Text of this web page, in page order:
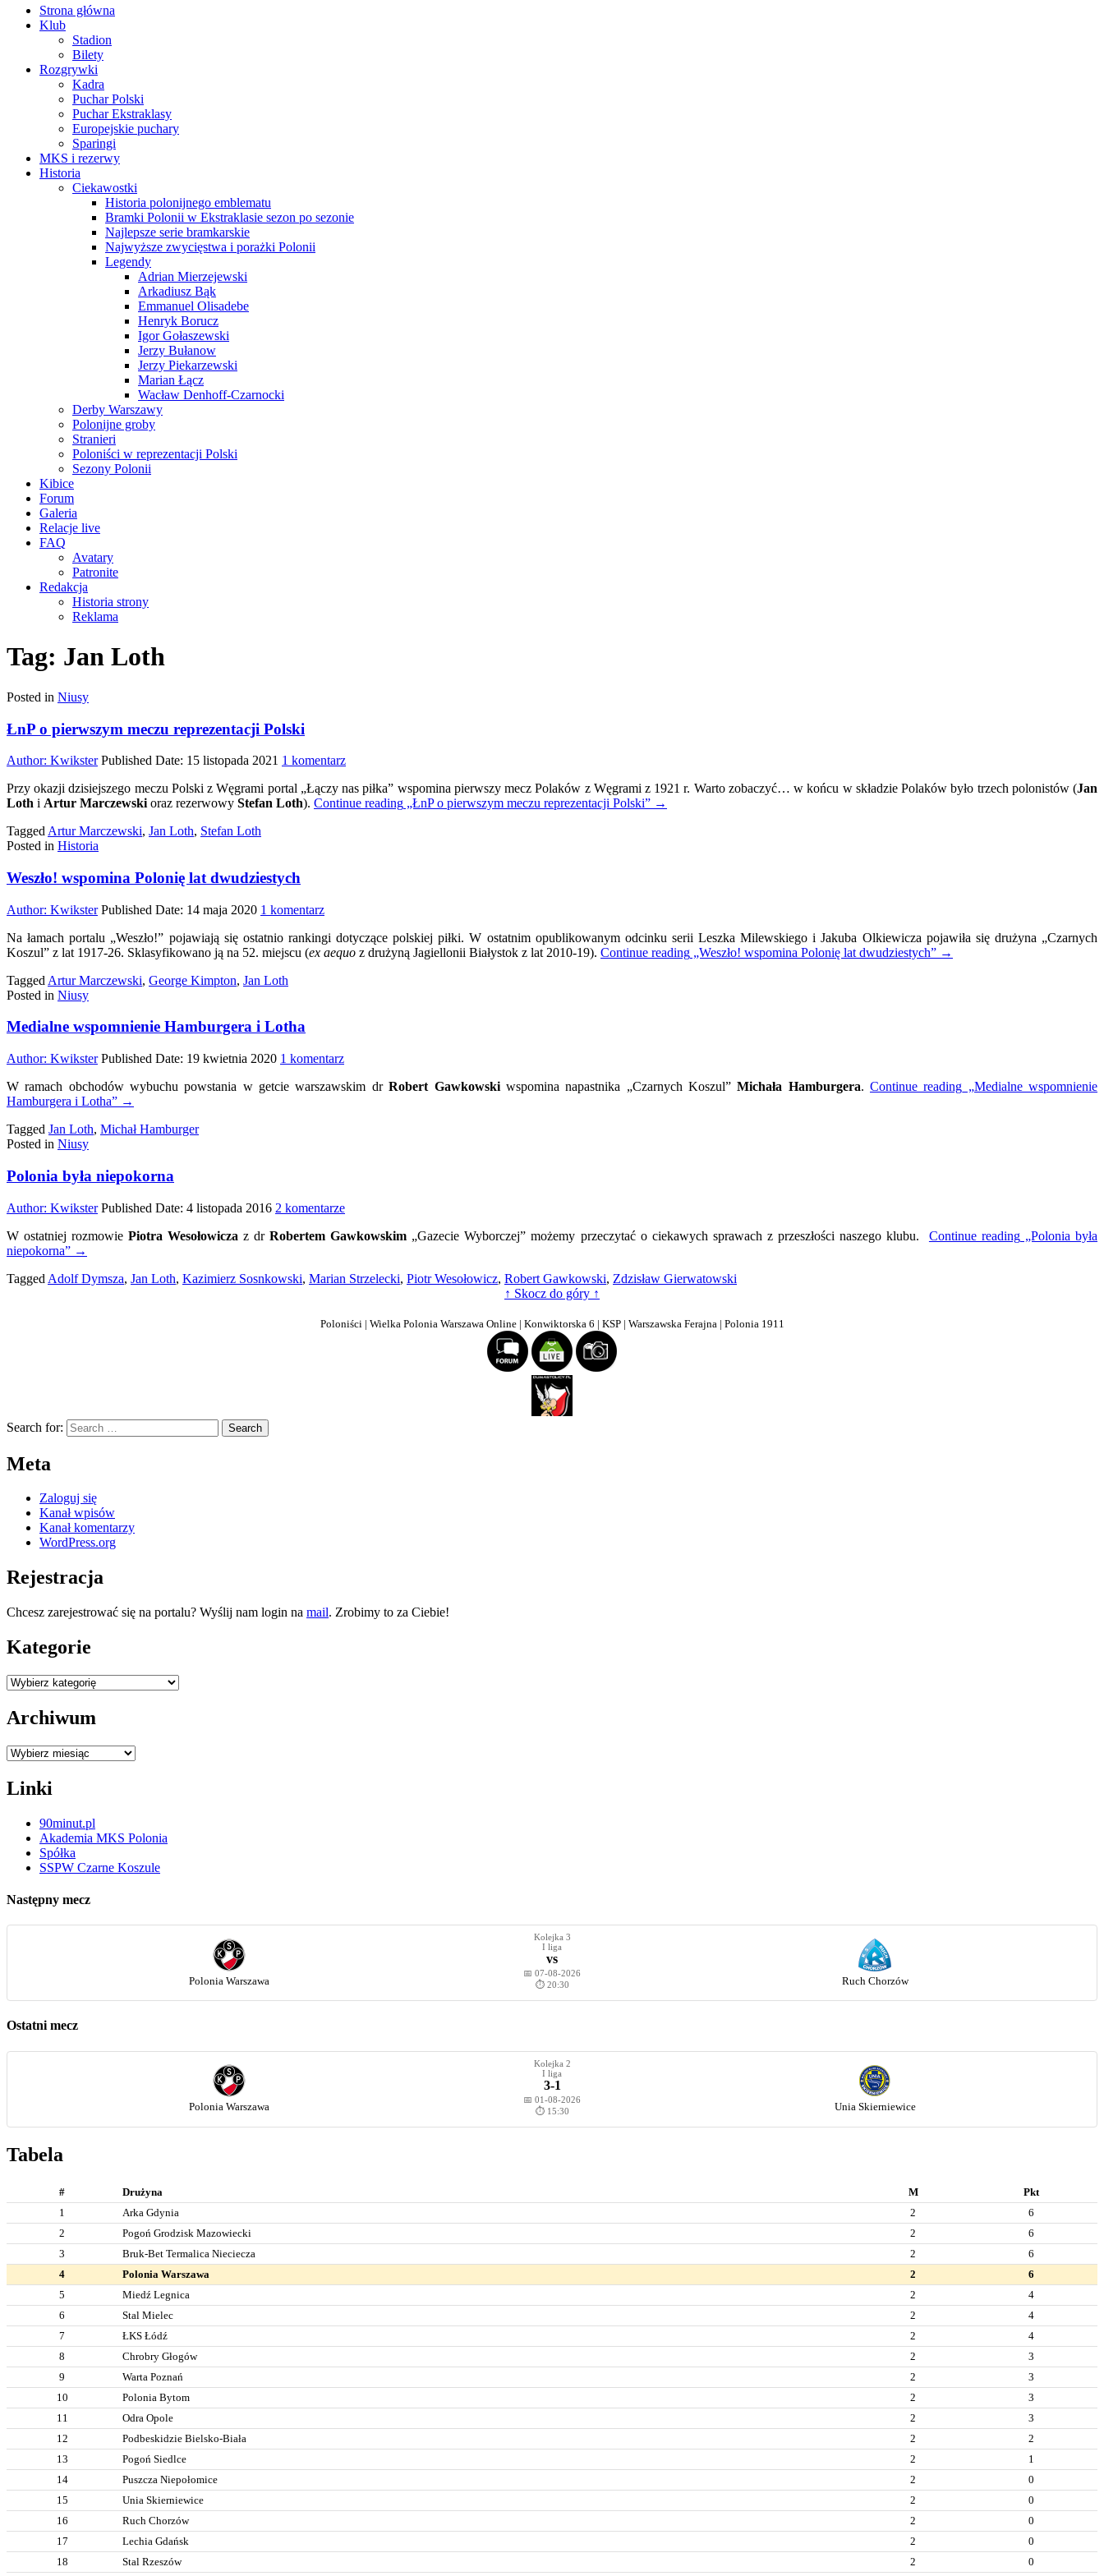
Strona główna
Klub
Stadion
Bilety
Rozgrywki
Kadra
Puchar Polski
Puchar Ekstraklasy
Europejskie puchary
Sparingi
MKS i rezerwy
Historia
Ciekawostki
Historia polonijnego emblematu
Bramki Polonii w Ekstraklasie sezon po sezonie
Najlepsze serie bramkarskie
Najwyższe zwycięstwa i porażki Polonii
Legendy
Adrian Mierzejewski
Arkadiusz Bąk
Emmanuel Olisadebe
Henryk Borucz
Igor Gołaszewski
Jerzy Bułanow
Jerzy Piekarzewski
Marian Łącz
Wacław Denhoff-Czarnocki
Derby Warszawy
Polonijne groby
Stranieri
Poloniści w reprezentacji Polski
Sezony Polonii
Kibice
Forum
Galeria
Relacje live
FAQ
Avatary
Patronite
Redakcja
Historia strony
Reklama
Tag: Jan Loth
Posted in Niusy
ŁnP o pierwszym meczu reprezentacji Polski
Author: Kwikster Published Date: 15 listopada 2021 1 komentarzdo
o
pierwszym
Przy okazji dzisiejszego meczu Polski z Węgrami portal „Łączy nas piłka” wspomina pierwszy mecz Polaków z Węgrami z 1921 r. Warto zobaczyć… w końcu w składzie Polaków było trzech polonistów (Jan
Loth i Artur Marczewski oraz rezerwowy Stefan Loth). Continue reading „ŁnP o pierwszym meczu reprezentacji Polski” →
Tagged Artur Marczewski, Jan Loth, Stefan Loth
Posted in Historia
Weszło! wspomina Polonię lat dwudziestych
Author: Kwikster Published Date: 14 maja 2020 1 komentarzdo
wspomina
Polonię
Na łamach portalu „Weszło!” pojawiają się ostatnio rankingi dotyczące polskiej piłki. W ostatnim opublikowanym odcinku serii Leszka Milewskiego i Jakuba Olkiewicza pojawiła się drużyna „Czarnych
Koszul” z lat 1917-26. Sklasyfikowano ją na 52. miejscu (ex aequo z drużyną Jagiellonii Białystok z lat 2010-19). Continue reading „Weszło! wspomina Polonię lat dwudziestych” →
Tagged Artur Marczewski, George Kimpton, Jan Loth
Posted in Niusy
Medialne wspomnienie Hamburgera i Lotha
Author: Kwikster Published Date: 19 kwietnia 2020 1 komentarzdo
wspomnienie
W ramach obchodów wybuchu powstania w getcie warszawskim drRobert Gawkowski wspomina napastnika „Czarnych Koszul”Michała Hamburgera. Continue reading „Medialne wspomnienie
Hamburgera i Lotha” →
Tagged Jan Loth, Michał Hamburger
Posted in Niusy
Polonia była niepokorna
Author: Kwikster Published Date: 4 listopada 2016 2 komentarzedo
była
W ostatniej rozmowiePiotra Wesołowiczaz drRobertem Gawkowskim „Gazecie Wyborczej” możemy przeczytać o ciekawych sprawach z przeszłości naszego klubu. Continue reading„Polonia była
niepokorna” →
Tagged Adolf Dymsza, Jan Loth, Kazimierz Sosnkowski, Marian Strzelecki, Piotr Wesołowicz, Robert Gawkowski, Zdzisław Gierwatowski
↑ Skocz do góry ↑
Poloniści | Wielka Polonia Warszawa Online | Konwiktorska 6 | KSP | Warszawska Ferajna | Polonia 1911
Search for:
Meta
Zaloguj się
Kanał wpisów
Kanał komentarzy
WordPress.org
Rejestracja
Chcesz zarejestrować się na portalu? Wyślij nam login na mail. Zrobimy to za Ciebie!
Kategorie
Kategorie
Archiwum
Archiwum
Linki
90minut.pl
Akademia MKS Polonia
Spółka
SSPW Czarne Koszule
Następny mecz
Polonia Warszawa
Kolejka 3
I liga
vs
📅 07-08-2026
⏱️ 20:30
Ruch Chorzów
Ostatni mecz
Polonia Warszawa
Kolejka 2
I liga
3-1
📅 01-08-2026
⏱️ 15:30
Unia Skierniewice
Tabela
# Drużyna M
Pkt
1
Arka Gdynia 2
6
2
Pogoń Grodzisk Mazowiecki 2
6
3
Bruk-Bet Termalica Nieciecza 2
6
4
Polonia Warszawa 2
6
5
Miedź Legnica 2
4
6
Stal Mielec 2
4
7
ŁKS Łódź 2
4
8
Chrobry Głogów 2
3
9
Warta Poznań 2
3
10
Polonia Bytom 2
3
11
Odra Opole 2
3
12
Podbeskidzie Bielsko-Biała 2
2
13
Pogoń Siedlce 2
1
14
Puszcza Niepołomice 2
0
15
Unia Skierniewice 2
0
16
Ruch Chorzów 2
0
17
Lechia Gdańsk 2
0
18
Stal Rzeszów 2 0